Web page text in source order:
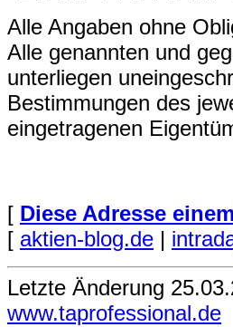
Alle Angaben ohne
Alle genannten und
unterliegen
Bestimmungen des
eingetragenen
[ Diese Adresse
[ aktien-blog.de |
Letzte Änderung
www.taprofessional.de